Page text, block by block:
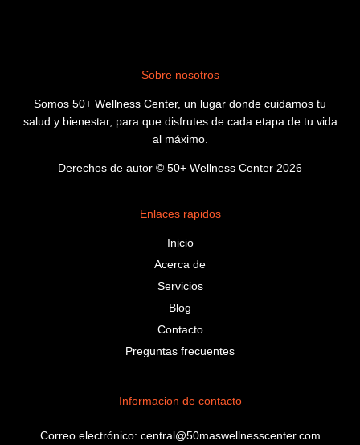
Sobre nosotros
Somos 50+ Wellness Center, un lugar donde cuidamos tu
salud y bienestar, para que disfrutes de cada etapa de tu vida
al máximo.
Derechos de autor © 50+ Wellness Center 2026
Enlaces rapidos
Inicio
Acerca de
Servicios
Blog
Contacto
Preguntas frecuentes
Informacion de contacto
Correo electrónico: central@50maswellnesscenter.com